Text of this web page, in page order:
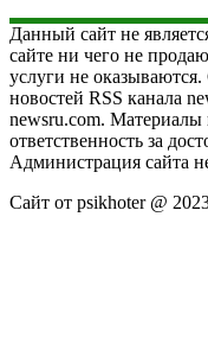
Данный сайт не
сайте ни чего не
услуги не оказываются.
новостей RSS канала
newsru.com. Материалы
ответственность за
Администрация сайта
Сайт от psikhoter @